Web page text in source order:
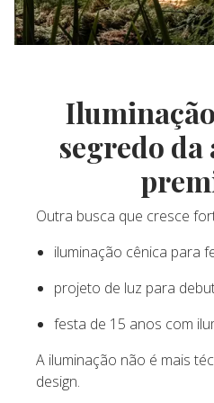
segredo
Outra busca que cresce
iluminação cênica para
projeto de luz para
festa de 15 anos com
A iluminação não é mais
design.